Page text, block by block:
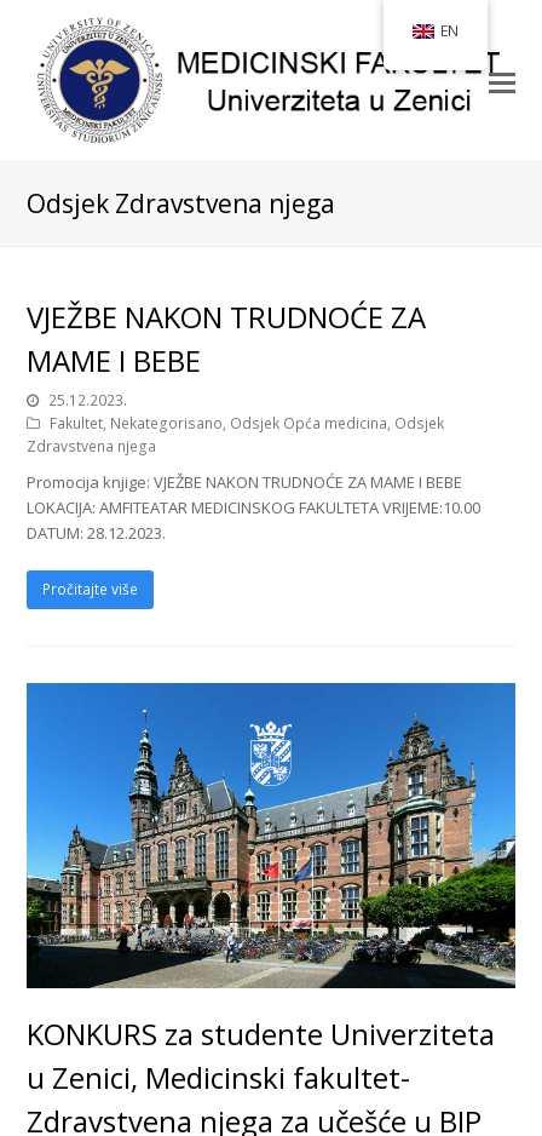
Odsjek Zdravstvena njega
VJEŽBE NAKON TRUDNOĆE ZA
MAME I BEBE
25.12.2023.
Fakultet, Nekategorisano, Odsjek Opća medicina, Odsjek
Zdravstvena njega
Promocija knjige: VJEŽBE NAKON TRUDNOĆE ZA MAME I BEBE
LOKACIJA: AMFITEATAR MEDICINSKOG FAKULTETA VRIJEME:10.00
DATUM: 28.12.2023.
Pročitajte više
KONKURS za studente Univerziteta
u Zenici, Medicinski fakultet-
Zdravstvena njega za učešće u BIP
EN